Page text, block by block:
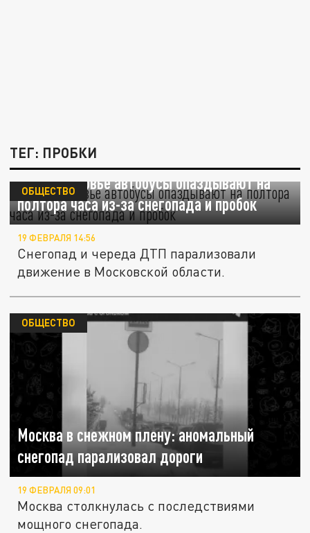
ТЕГ: ПРОБКИ
В Подмосковье автобусы опаздывают на
полтора часа из-за снегопада и пробок
ОБЩЕСТВО
19 ФЕВРАЛЯ 14:56
Снегопад и череда ДТП парализовали
движение в Московской области.
Москва в снежном плену: аномальный
снегопад парализовал дороги
ОБЩЕСТВО
19 ФЕВРАЛЯ 09:01
Москва столкнулась с последствиями
мощного снегопада.